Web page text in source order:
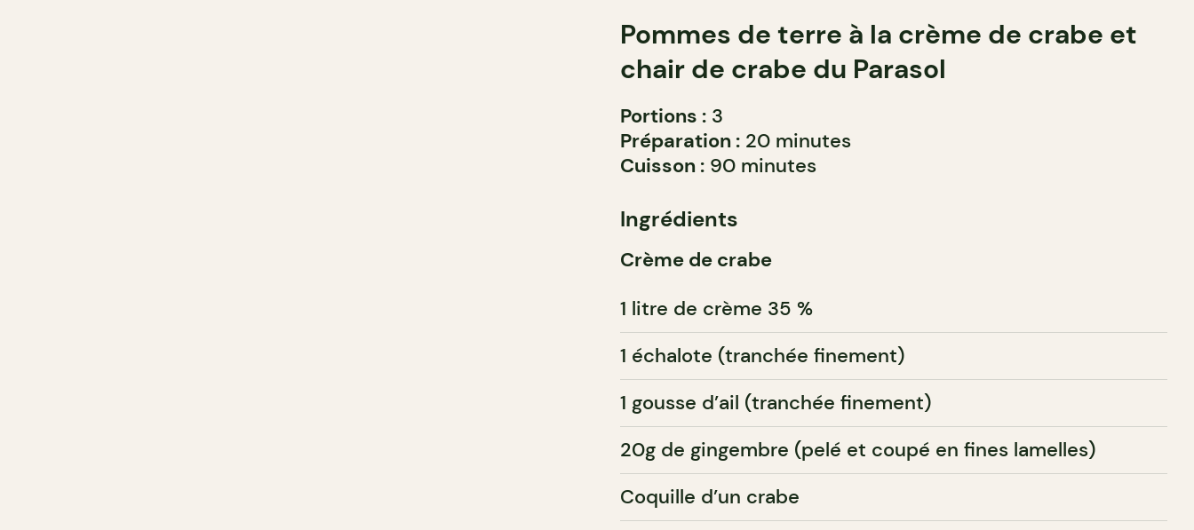
Pommes de terre à la crème de crabe et
chair de crabe du Parasol
Portions :3
Préparation :20 minutes
Cuisson :90 minutes
Ingrédients
Crème de crabe
1 litre de crème 35 %
1 échalote (tranchée finement)
1 gousse d’ail (tranchée finement)
20g de gingembre (pelé et coupé en fines lamelles)
Coquille d’un crabe